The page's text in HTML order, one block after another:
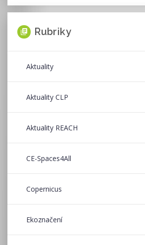
Rubriky
Aktuality
Aktuality CLP
Aktuality REACH
CE-Spaces4All
Copernicus
Ekoznačení